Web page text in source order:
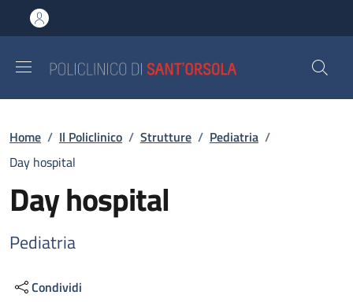
al contenuto principale
to footer content
Briciole di pane
Home / Il Policlinico / Strutture / Pediatria /
Day hospital
Day hospital
Pediatria
Condividi